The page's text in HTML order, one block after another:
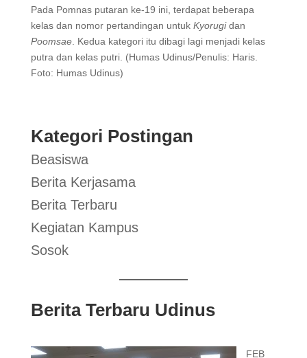
Pada Pomnas putaran ke-19 ini, terdapat beberapa
kelas dan nomor pertandingan untuk Kyorugidan
Poomsae. Kedua kategori itu dibagi lagi menjadi kelas
putra dan kelas putri. (Humas Udinus/Penulis: Haris.
Foto: Humas Udinus)
Kategori Postingan
Beasiswa
Berita Kerjasama
Berita Terbaru
Kegiatan Kampus
Sosok
Berita Terbaru Udinus
FEB